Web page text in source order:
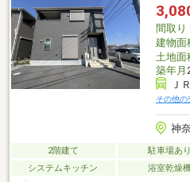
間取り
建物面
土地面
築年月
Ｊ
その他の
神
2階建て 駐車場あり
システムキッチン
浴室乾燥